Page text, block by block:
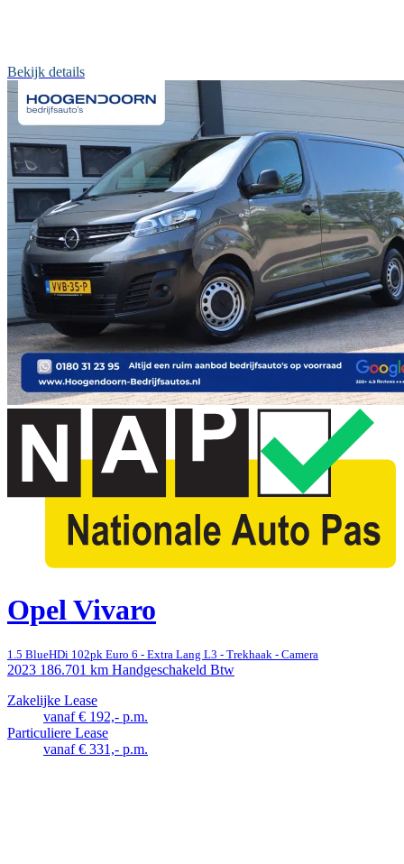
Bekijk details
Opel Vivaro
1.5 BlueHDi 102pk Euro 6 - Extra Lang L3 - Trekhaak - Camera
2023 186.701 km Handgeschakeld Btw
Zakelijke Lease
vanaf € 192,- p.m.
Particuliere Lease
vanaf € 331,- p.m.